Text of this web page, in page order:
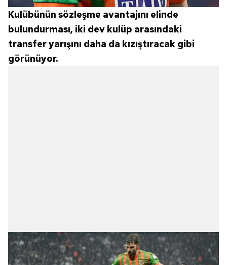
Kulübünün sözleşme avantajını elinde
bulundurması, iki dev kulüp arasındaki
transfer yarışını daha da kızıştıracak gibi
görünüyor.